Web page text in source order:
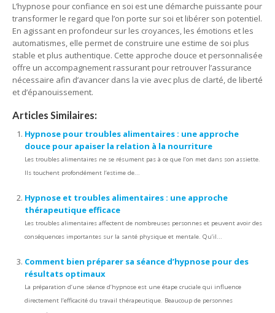
L’hypnose pour confiance en soi est une démarche puissante pour
transformer le regard que l’on porte sur soi et libérer son potentiel.
En agissant en profondeur sur les croyances, les émotions et les
automatismes, elle permet de construire une estime de soi plus
stable et plus authentique. Cette approche douce et personnalisée
offre un accompagnement rassurant pour retrouver l’assurance
nécessaire afin d’avancer dans la vie avec plus de clarté, de liberté
et d’épanouissement.
Articles Similaires:
Hypnose pour troubles alimentaires : une approche
douce pour apaiser la relation à la nourriture
Les troubles alimentaires ne se résument pas à ce que l’on met dans son assiette.
Ils touchent profondément l’estime de...
Hypnose et troubles alimentaires : une approche
thérapeutique efficace
Les troubles alimentaires affectent de nombreuses personnes et peuvent avoir des
conséquences importantes sur la santé physique et mentale. Qu’il...
Comment bien préparer sa séance d’hypnose pour des
résultats optimaux
La préparation d’une séance d’hypnose est une étape cruciale qui influence
directement l’efficacité du travail thérapeutique. Beaucoup de personnes